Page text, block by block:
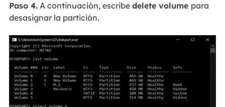
Paso 4.A continuación, escribe delete volume para
desasignar la partición.